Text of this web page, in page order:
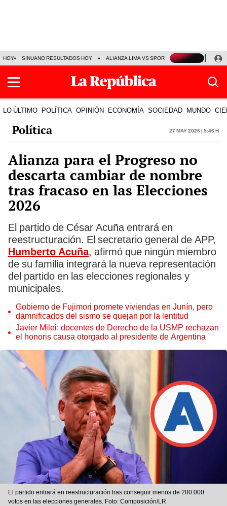
HOY SINUANO RESULTADOS HOY ALIANZA LIMA VS SPORT BOYS JORGE
LO ÚLTIMO POLÍTICA OPINIÓN ECONOMÍA SOCIEDAD MUNDO
Política 27 May 2026 | 5:46 h
Alianza para el Progreso no
descarta cambiar de nombre
tras fracaso en las Elecciones
2026
El partido de César Acuña entrará en
reestructuración. El secretario general de APP,
Humberto Acuña, afirmó que ningún miembro
de su familia integrará la nueva representación
del partido en las elecciones regionales y
municipales.
Gobierno de Fujimori promete viviendas en Junín, pero
damnificados del sismo se quejan por la lentitud
Javier Milei: docentes de Derecho de la USMP rechazan
el honoris causa otorgado al presidente de Argentina
El partido entrará en reestructuración tras conseguir menos de 200.000
votos en las elecciones generales. Foto: Composición/LR